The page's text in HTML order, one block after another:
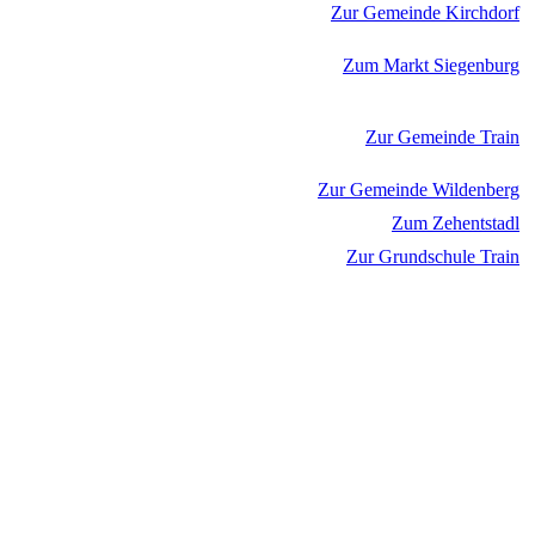
Zur Gemeinde Kirchdorf
Zum Markt Siegenburg
Zur Gemeinde Train
Zur Gemeinde Wildenberg
Zum Zehentstadl
Zur Grundschule Train